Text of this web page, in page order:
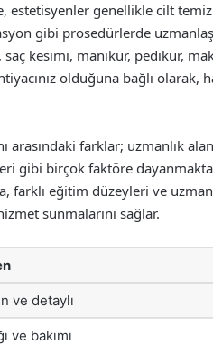
estetisyenler genellikle cilt
gibi prosedürlerde
kesimi, manikür, pedikür,
olduğuna bağlı olarak,
arasındaki farklar; uzmanlık
gibi birçok faktöre
farklı eğitim düzeyleri ve
sunmalarını sağlar.
ve detaylı
ve bakımı